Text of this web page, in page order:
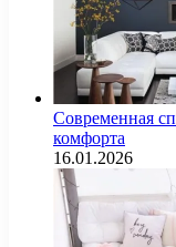
Современная
комфорта
16.01.2026